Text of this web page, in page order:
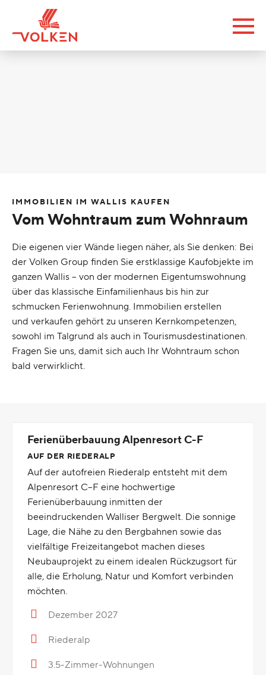
IMMOBILIEN IM WALLIS KAUFEN
Vom Wohntraum zum Wohnraum
Die eigenen vier Wände liegen näher, als Sie denken: Bei
der Volken Group finden Sie erstklassige Kaufobjekte im
ganzen Wallis – von der modernen Eigentumswohnung
über das klassische Einfamilienhaus bis hin zur
schmucken Ferienwohnung. Immobilien erstellen
und verkaufen gehört zu unseren Kernkompetenzen,
sowohl im Talgrund als auch in Tourismusdestinationen.
Fragen Sie uns, damit sich auch Ihr Wohntraum schon
bald verwirklicht.
Ferienüberbauung Alpenresort C-F
AUF DER RIEDERALP
Auf der autofreien Riederalp entsteht mit dem
Alpenresort C–F eine hochwertige
Ferienüberbauung inmitten der
beeindruckenden Walliser Bergwelt. Die sonnige
Lage, die Nähe zu den Bergbahnen sowie das
vielfältige Freizeitangebot machen dieses
Neubauprojekt zu einem idealen Rückzugsort für
alle, die Erholung, Natur und Komfort verbinden
möchten.
Dezember 2027
Riederalp
3.5-Zimmer-Wohnungen